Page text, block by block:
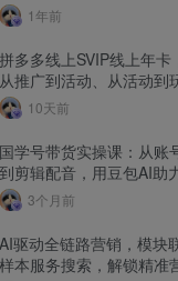
1年前
拼多多线上SVIP线上年卡
从推广到活动、从活动到
(260730)
10天前
国学号带货实操课：从账
到剪辑配音，用豆包AI助
3个月前
AI驱动全链路营销，模块
样本服务搜索，解锁精准